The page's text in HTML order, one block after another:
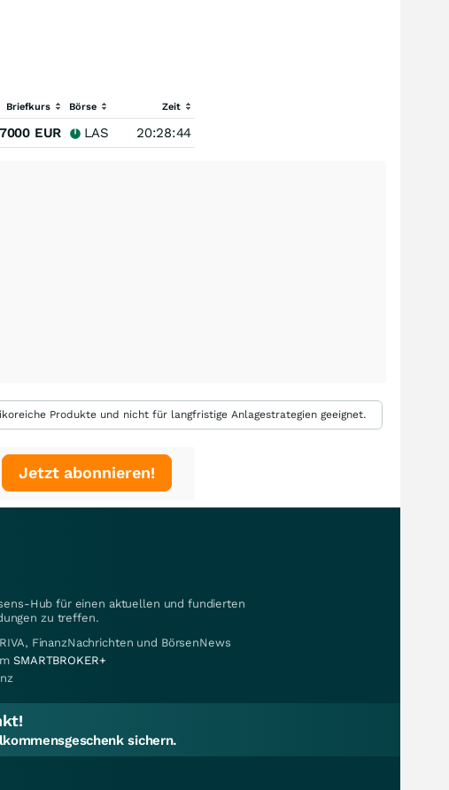
Briefkurs Börse Zeit
EUR LAS 20:28:44
Produkte und nicht für langfristige Anlagestrategien geeignet.
Jetzt abonnieren!
Hub für einen aktuellen und fundierten
zu treffen.
FinanzNachrichten und BörsenNews
SMARTBROKER+
sichern.